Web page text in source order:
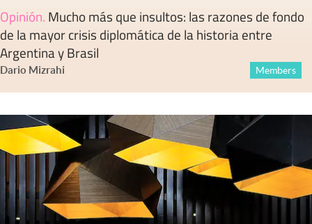
Opinión. Mucho más que insultos: las razones de fondo
de la mayor crisis diplomática de la historia entre
Argentina y Brasil
Dario Mizrahi Members